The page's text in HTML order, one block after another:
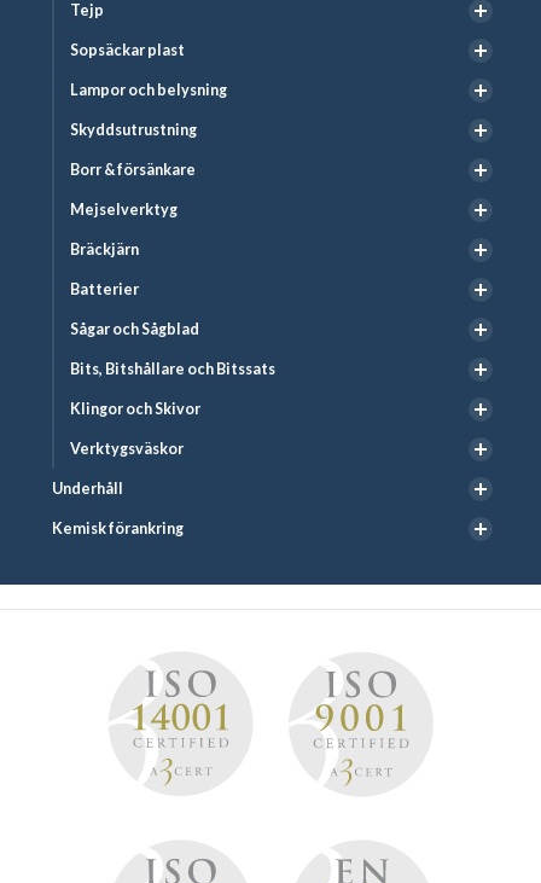
Tejp
Sopsäckar plast
Lampor och belysning
Skyddsutrustning
Borr & försänkare
Mejselverktyg
Bräckjärn
Batterier
Sågar och Sågblad
Bits, Bitshållare och Bitssats
Klingor och Skivor
Verktygsväskor
Underhåll
Kemisk förankring